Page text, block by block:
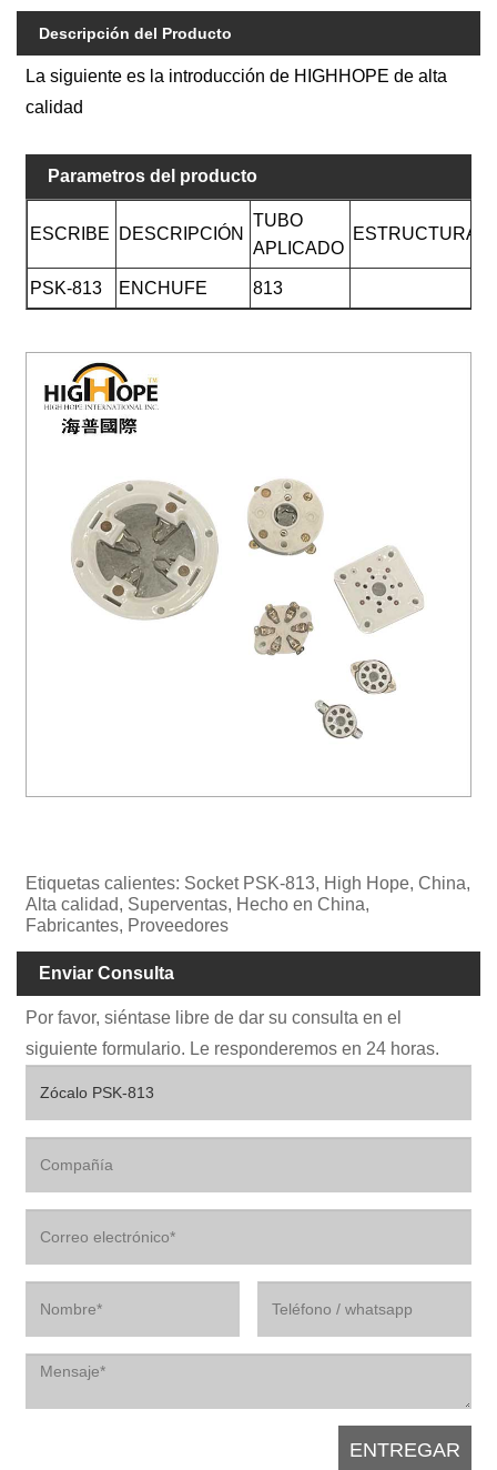
Descripción del Producto
La siguiente es la introducción de HIGHHOPE de alta
calidad
Parametros del producto
ESCRIBE DESCRIPCIÓN
TUBO
APLICADO
ESTRUCTURA
PSK-813 ENCHUFE 813
Etiquetas calientes: Socket PSK-813, High Hope, China,
Alta calidad, Superventas, Hecho en China,
Fabricantes, Proveedores
Enviar Consulta
Por favor, siéntase libre de dar su consulta en el
siguiente formulario. Le responderemos en 24 horas.